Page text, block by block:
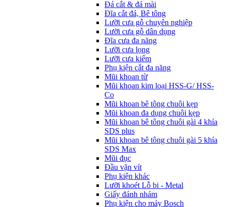
Đá cắt & đá mài
Đĩa cắt đá, Bê tông
Lưỡi cưa gỗ chuyên nghiệp
Lưỡi cưa gỗ dân dụng
Đĩa cưa đa năng
Lưỡi cưa lọng
Lưỡi cưa kiếm
Phụ kiện cắt đa năng
Mũi khoan từ
Mũi khoan kim loại HSS-G/ HSS-
Co
Mũi khoan bê tông chuôi kẹp
Mũi khoan đa dụng chuôi kẹp
Mũi khoan bê tông chuôi gài 4 khía
SDS plus
Mũi khoan bê tông chuôi gài 5 khía
SDS Max
Mũi đục
Đầu vặn vít
Phụ kiện khác
Lưỡi khoét Lỗ bi - Metal
Giấy đánh nhám
Phụ kiện cho máy Bosch